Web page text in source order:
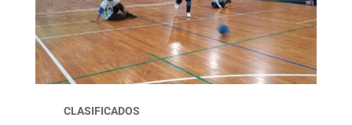
CLASIFICADOS